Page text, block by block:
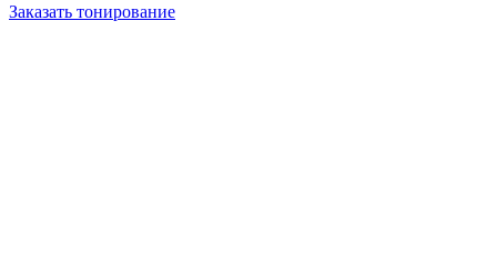
Заказать тонирование